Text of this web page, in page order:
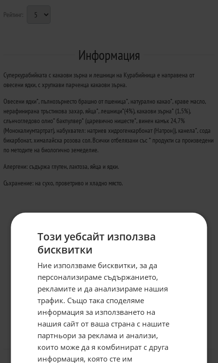
Рейтинг:
Информация
Суперкурабийката с какаови зърна и лешници на Курабийница е направена от
овесени ядки, с хрупкави парченца какаови зърна.
Овесени ядки*, пълнозърнесто брашно от пшеница*, натурално какао*, краве масло,
нерафинирана тръстикова захар, яйца*, лешници*(4%), какаови зърна* (1,5%),
слънчогледово олио* бакпулвер* (царевично нишесте*, винен камък 24,7%
(Монокалиумтартрат), набухвател: натриев хидрогенкарбонат (Натрон)), канела*, сода
бикарбонат, хималайска розова сол. Всички отбелязани със * продукти са произведени
по методите на биологично земеделие.
Алергени: съдържа глутен, лактоза, яйца и ядки.
Съхранение: на сухо, проветриво и хладно място.
Отзиви към продукт
Абонирайте се за бюлетина и
грабнете-5%отстъпка!
Този уебсайт използва
бисквитки
Ние използваме бисквитки, за да
персонализираме съдържанието,
рекламите и да анализираме нашия
трафик. Също така споделяме
информация за използването на
нашия сайт от ваша страна с нашите
партньори за реклама и анализи,
които може да я комбинират с друга
информация, която сте им